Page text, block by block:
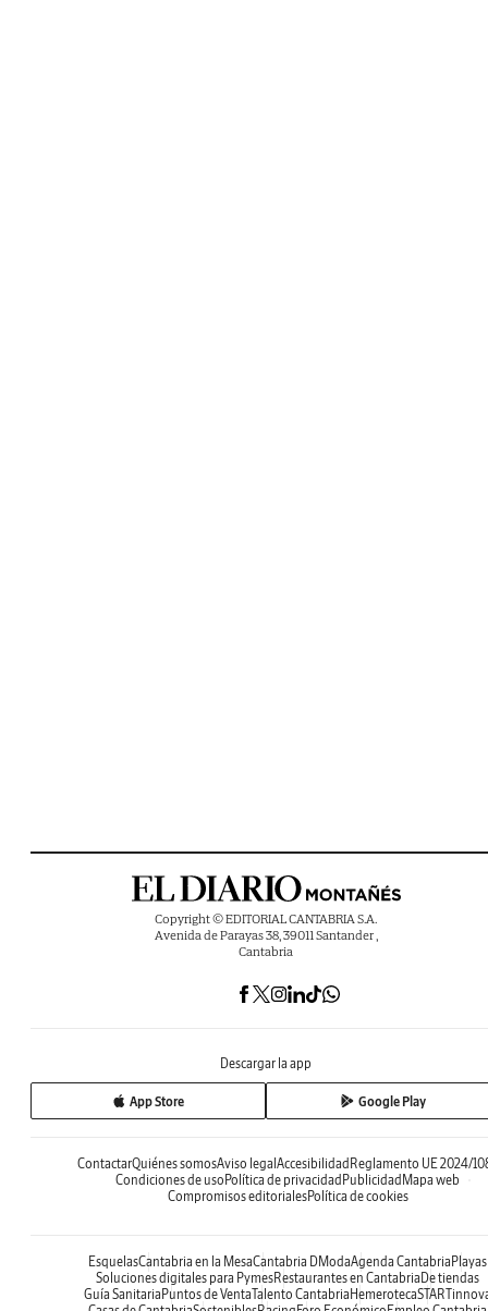
Copyright © EDITORIAL CANTABRIA S.A.
Avenida de Parayas 38, 39011 Santander ,
Cantabria
Descargar la app
App Store Google Play
ContactarQuiénes somosAviso legal Accesibilidad Reglamento UE 2024/
Condiciones de uso Política de privacidad Publicidad Mapa web
Compromisos editorialesPolítica de cookies
EsquelasCantabria en la MesaCantabria DModaAgenda Cantabria Playas
Soluciones digitales para PymesRestaurantes en Cantabria De tiendas
Guía Sanitaria Puntos de VentaTalento Cantabria Hemeroteca